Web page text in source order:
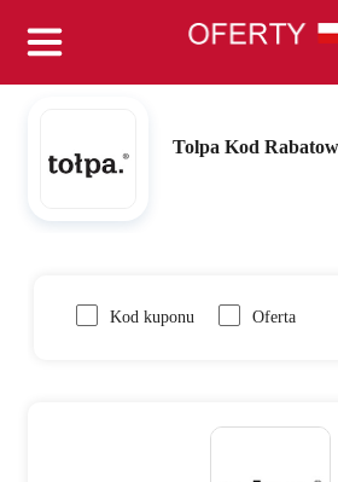
Tolpa Kod
Kod kuponu Oferta